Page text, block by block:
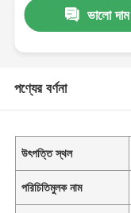
ভালো দাম
পণ্যের বর্ণনা
উৎপত্তি স্থল
পরিচিতিমুলক নাম